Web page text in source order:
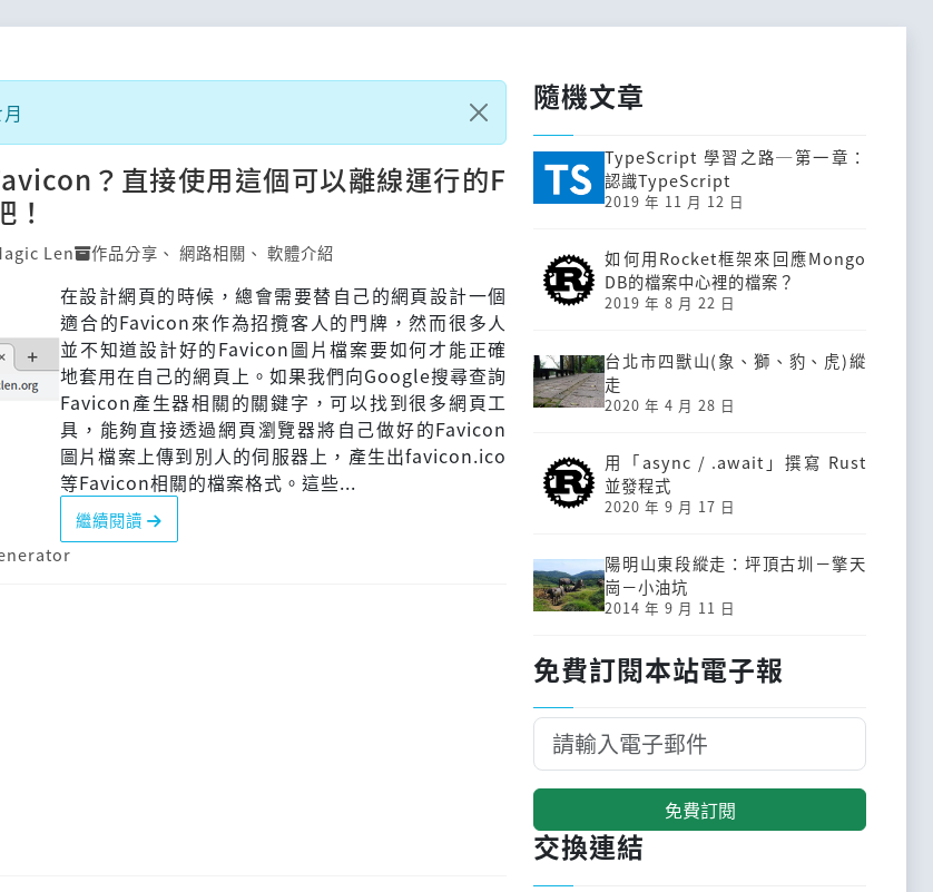
？直接使用這個可以離線運行的F
Len 作品分享 、 網路相關 、 軟體介紹
在設計網頁的時候，總會需要替自己的網頁設計一個
適合的Favicon來作為招攬客人的門牌，然而很多人
並不知道設計好的Favicon圖片檔案要如何才能正確
地套用在自己的網頁上。如果我們向Google搜尋查詢
Favicon產生器相關的關鍵字，可以找到很多網頁工
具，能夠直接透過網頁瀏覽器將自己做好的Favicon
圖片檔案上傳到別人的伺服器上，產生出favicon.ico
等Favicon相關的檔案格式。這些...
繼續閱讀
隨機文章
TypeScript 學習之路─第一章：
認識TypeScript
2019 年 11 月 12 日
如何用Rocket框架來回應Mongo
DB的檔案中心裡的檔案？
2019 年 8 月 22 日
台北市四獸山(象、獅、豹、虎)縱
走
2020 年 4 月 28 日
用「async / .await」撰寫 Rust
並發程式
2020 年 9 月 17 日
陽明山東段縱走：坪頂古圳－擎天
崗－小油坑
2014 年 9 月 11 日
免費訂閱本站電子報
免費訂閱
交換連結